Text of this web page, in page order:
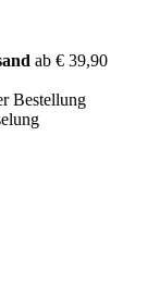
ab € 39,90
Bestellung